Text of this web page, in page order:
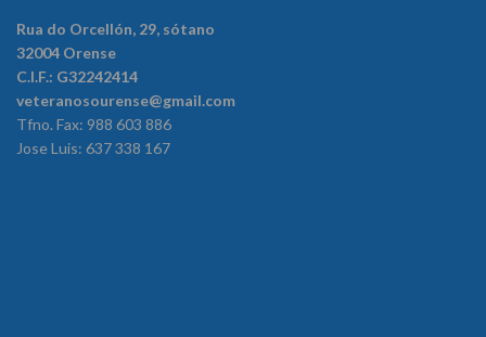
Rua do Orcellón, 29, sótano
32004 Orense
C.I.F.: G32242414
veteranosourense@gmail.com
Tfno. Fax: 988 603 886
Jose Luis: 637 338 167